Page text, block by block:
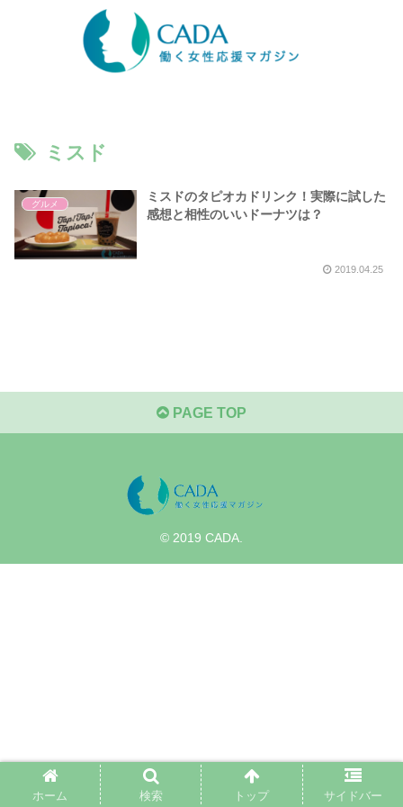
ミスド
グルメ
ミスドのタピオカドリンク！実際に試した
感想と相性のいいドーナツは？
2019.04.25
PAGE TOP
© 2019 CADA.
ホーム 検索 トップ サイドバー